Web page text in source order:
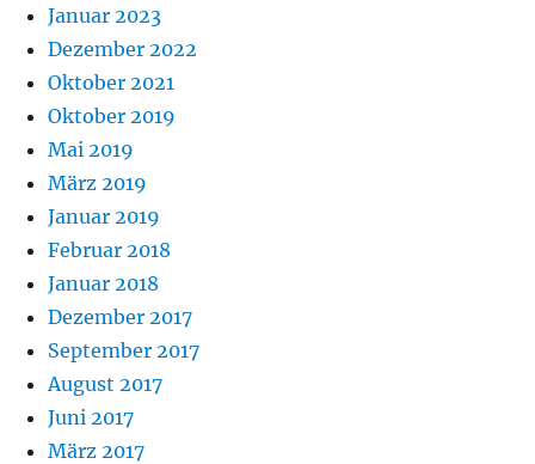
Januar 2023
Dezember 2022
Oktober 2021
Oktober 2019
Mai 2019
März 2019
Januar 2019
Februar 2018
Januar 2018
Dezember 2017
September 2017
August 2017
Juni 2017
März 2017